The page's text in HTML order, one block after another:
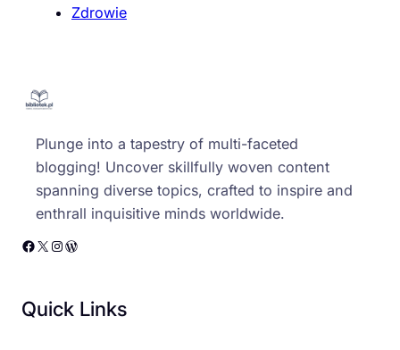
Zdrowie
Plunge into a tapestry of multi-faceted
blogging! Uncover skillfully woven content
spanning diverse topics, crafted to inspire and
enthrall inquisitive minds worldwide.
Facebook X Instagram WordPress
Quick Links